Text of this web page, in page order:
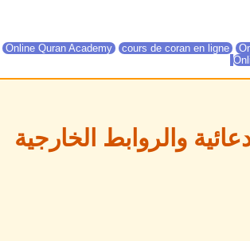
Online Quran Academy cours de coran en ligne
والروابط الخارجية